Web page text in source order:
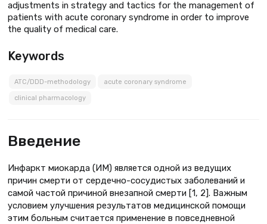
adjustments in strategy and tactics for the management of
patients with acute coronary syndrome in order to improve
the quality of medical care.
Keywords
ATC/DDD-methodology acute coronary syndrome
clinical pharmacology
Введение
Инфаркт миокарда (ИМ) является одной из ведущих
причин смерти от сердечно-сосудистых заболеваний и
самой частой причиной внезапной смерти [1, 2]. Важным
условием улучшения результатов медицинской помощи
этим больным считается применение в повседневной